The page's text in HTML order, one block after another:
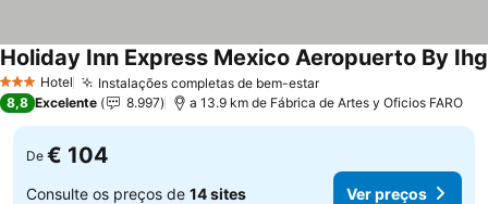
3 EstrelasHotel Instalações completas de bem-estarVer preços
Holiday Inn Express Mexico Aeropuerto By Ihg
8,8 Excelente 8.997 a 13.9 km de Fábrica de Artes y Oficios FARO
De € 104
Consulte os preços de 14 sites Ver preços